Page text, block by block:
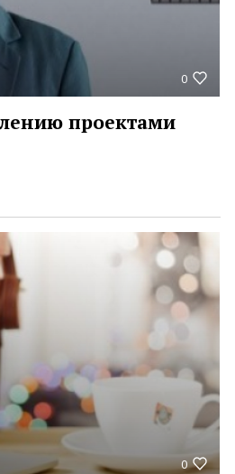
0
проектами
0